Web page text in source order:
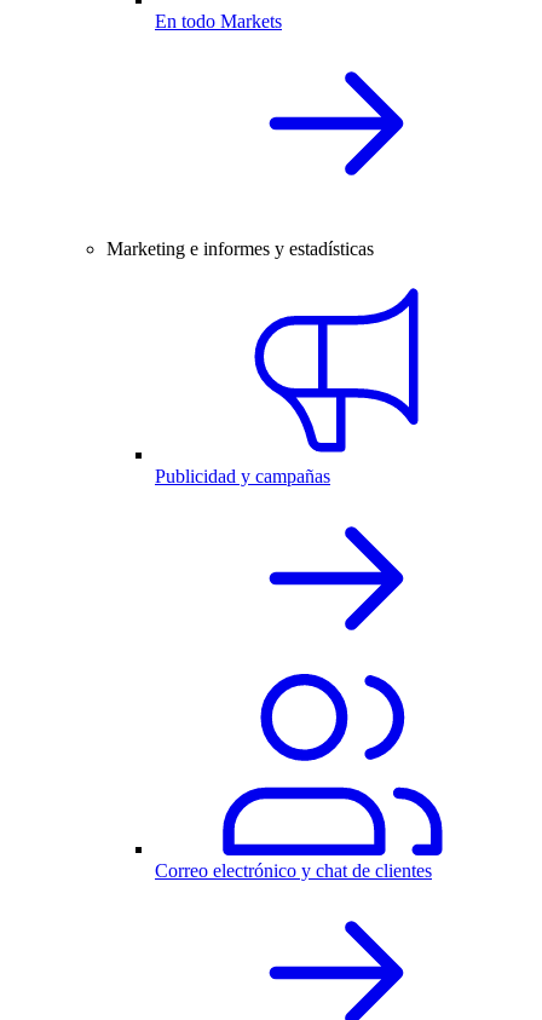
En todo Markets
Marketing e informes y estadísticas
Publicidad y campañas
Correo electrónico y chat de clientes